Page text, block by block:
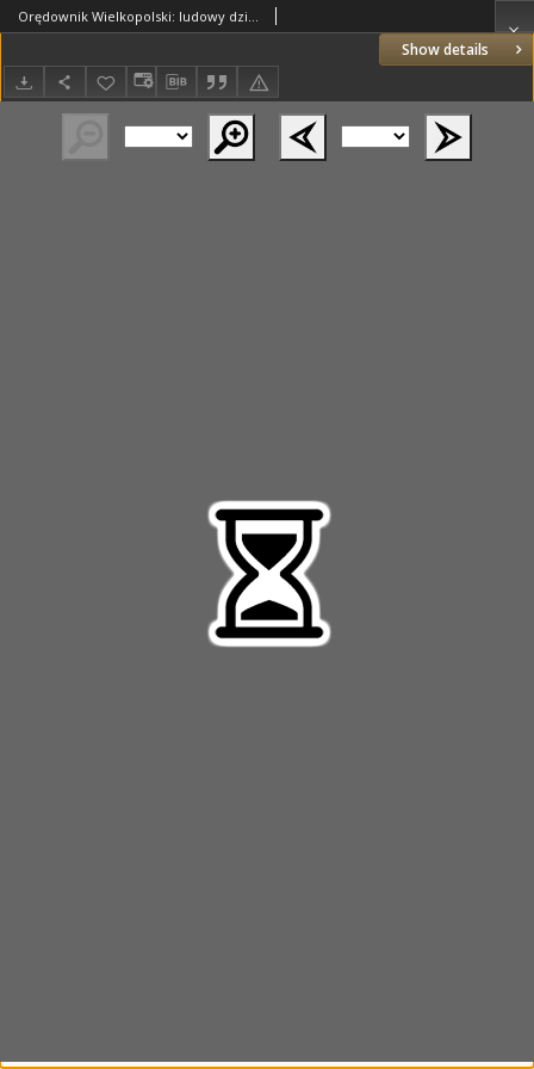
Show details
Orędownik Wielkopolski: ludowy dziennik narodowy i katolicki w Polsce 1933.05.28 R.63 Nr122